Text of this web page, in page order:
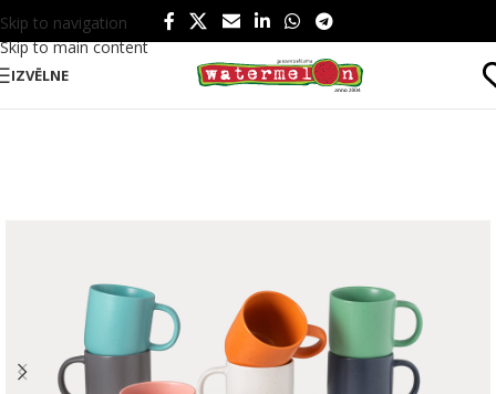
Skip to navigation
Skip to main content
IZVĒLNE
Sākums/ Ēšanai un dzeršanai/ Dzērieniem